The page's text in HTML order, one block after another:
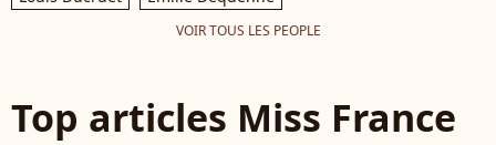
VOIR TOUS LES PEOPLE
Top articles Miss France